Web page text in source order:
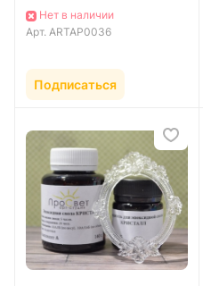
Нет в наличии
Арт. ARTAP0036
Подписаться